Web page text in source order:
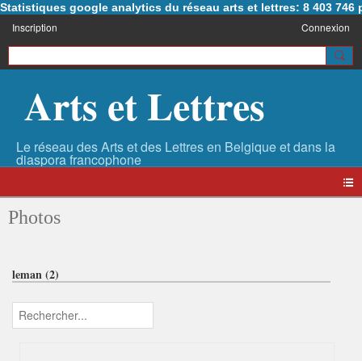
Statistiques google analytics du réseau arts et lettres: 8 403 746
Inscription Connexion
Arts et Lettres
Photos
leman (2)